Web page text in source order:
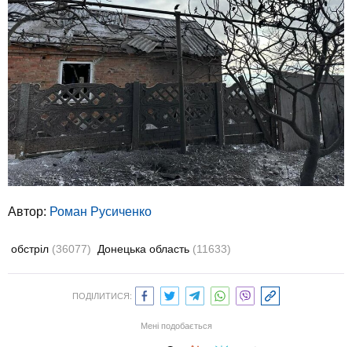
Автор: Роман Русиченко
обстріл (36077) Донецька область (11633)
ПОДІЛИТИСЯ:
Мені подобається